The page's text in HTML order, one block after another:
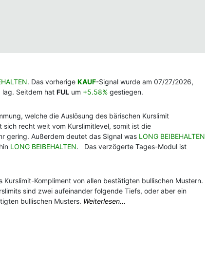
. Das vorherige KAUF-Signal wurde am 07/27/2026,
Seitdem hat FUL um +5.58% gestiegen.
welche die Auslösung des bärischen Kurslimit
recht weit vom Kurslimitlevel, somit ist die
gering. Außerdem deutet das Signal was LONG BEIBEHALTEN
LONG BEIBEHALTEN. Das verzögerte Tages-Modul ist
Kompliment von allen bestätigten bullischen Mustern.
sind zwei aufeinander folgende Tiefs, oder aber ein
bullischen Musters. Weiterlesen...